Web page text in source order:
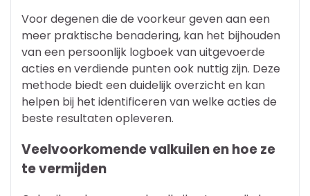
Voor degenen die de voorkeur geven aan een
meer praktische benadering, kan het bijhouden
van een persoonlijk logboek van uitgevoerde
acties en verdiende punten ook nuttig zijn. Deze
methode biedt een duidelijk overzicht en kan
helpen bij het identificeren van welke acties de
beste resultaten opleveren.
Veelvoorkomende valkuilen en hoe ze
te vermijden